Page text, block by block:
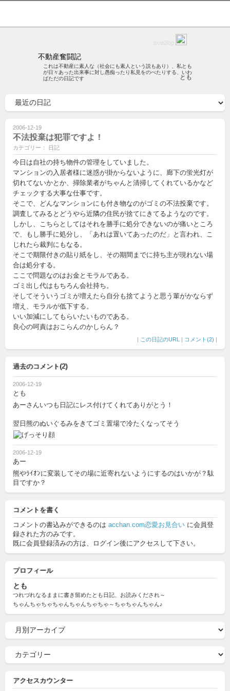
不動産奮闘記
これは不動産に素人な（社会にも素人という説もあり）、私とも
が日々あった出来事に対し愚痴ったり私見をのべたりする、いわ
ばただの日記です
とも
2006-12-19
不法投棄は犯罪ですよ！
カテゴリー： 日記
今日は自社の持ち物件の管理をしていました。
マンションの入居者様に迷惑が掛からないように、廊下の蛍光灯が
切れてないかとか、掃除業者がちゃんと清掃してくれているかなど
チェックする大事な仕事です。
そこで、どんなマンションにも付き物なのがゴミの不法投棄です。
調査してみるとどうやら近隣の住民が捨てにきてるようなのです。
しかし、こちらとしてはそれを勝手に処分できないのが痛いところ
で、もし勝手に処分し、「あれは置いてあったのだ」と言われ、こ
じれたら裁判にもなる。
そこで期限付きの貼り紙をし、その期間までに持ち主が現れない場
合は処分する。
ここで問題なのはお金とモラルである。
ゴミ出し代はもちろん会社持ち。
そしてそういうゴミが増えたら自分も捨てようと思う輩がかならず
増え、モラルが低下する。
いい加減にしてもらいたいものである。
良心の呵責はおこらんのかしらん？
| この日記のURL | コメント(2) |
過去のコメント(2)
2006-12-19
とも
あーさんいつも日記にレス付けてくれてありがとう！
翌日熊のぬいぐるみをきてゴミ置場で冷たくなってそう
2006-12-19
あー
熊やﾗｲｵﾝに変装してその場に近寄れないようにするのはいかが？駄
目ですか？
コメントを書く
コメントの書込みができるのは acchan.com恋愛お見合い に会員登
録された方のみです。
既に会員登録済みの方は、ログイン後にアクセスして下さい。
プロフィール
とも
つれづれなるままに書き留めたとも日記、お読みくだされ～
ちゃんちゃちゃちゃんちゃんちゃちゃ～ちゃちゃんちゃん♪
アクセスカウンター